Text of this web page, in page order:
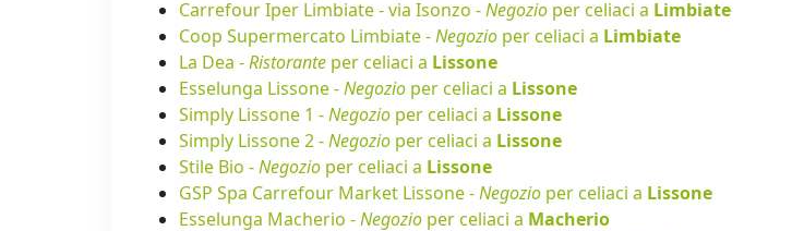
Carrefour Iper Limbiate - via Isonzo -Negozio per celiaci a Limbiate
Coop Supermercato Limbiate -Negozio per celiaci a Limbiate
La Dea -Ristorante per celiaci a Lissone
Esselunga Lissone -Negozio per celiaci a Lissone
Simply Lissone 1 -Negozio per celiaci a Lissone
Simply Lissone 2 -Negozio per celiaci a Lissone
Stile Bio -Negozio per celiaci a Lissone
GSP Spa Carrefour Market Lissone -Negozio per celiaci a Lissone
Esselunga Macherio -Negozio per celiaci a Macherio